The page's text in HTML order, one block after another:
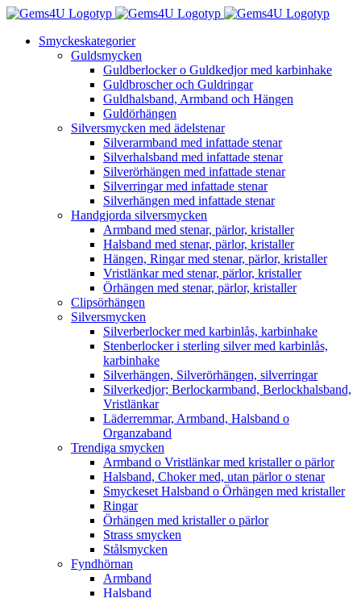
Fortsätt
innehålletSmyckeskategorier
Guldsmycken
Guldberlocker o Guldkedjor med karbinhake
Guldbroscher och Guldringar
Guldhalsband, Armband och Hängen
Guldörhängen
Silversmycken med ädelstenar
Silverarmband med infattade stenar
Silverhalsband med infattade stenar
Silverörhängen med infattade stenar
Silverringar med infattade stenar
Silverhängen med infattade stenar
Handgjorda silversmycken
Armband med stenar, pärlor, kristaller
Halsband med stenar, pärlor, kristaller
Hängen, Ringar med stenar, pärlor, kristaller
Vristlänkar med stenar, pärlor, kristaller
Örhängen med stenar, pärlor, kristaller
Clipsörhängen
Silversmycken
Silverberlocker med karbinlås, karbinhake
Stenberlocker i sterling silver med karbinlås,
karbinhake
Silverhängen, Silverörhängen, silverringar
Silverkedjor; Berlockarmband, Berlockhalsband,
Vristlänkar
Läderremmar, Armband, Halsband o
Organzaband
Trendiga smycken
Armband o Vristlänkar med kristaller o pärlor
Halsband, Choker med, utan pärlor o stenar
Smyckeset Halsband o Örhängen med kristaller
Ringar
Örhängen med kristaller o pärlor
Strass smycken
Stålsmycken
Fyndhörnan
Armband
Halsband